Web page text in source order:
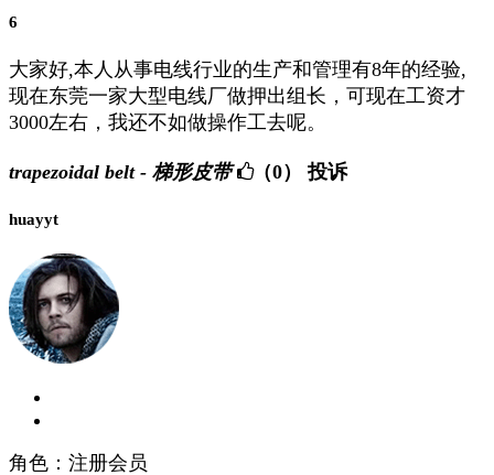
6
大家好,本人从事电线行业的生产和管理有8年的经验,
现在东莞一家大型电线厂做押出组长，可现在工资才
3000左右，我还不如做操作工去呢。
trapezoidal belt - 梯形皮带 （0） 投诉
huayyt
角色：注册会员